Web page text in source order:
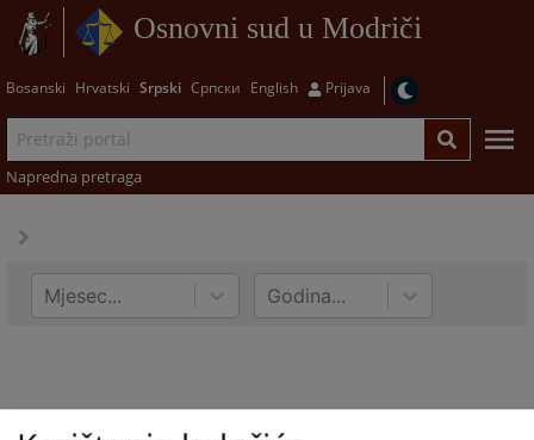
Osnovni sud u Modriči
Bosanski Hrvatski Srpski Српски English Prijava
Napredna pretraga
Mjesec... Godina...